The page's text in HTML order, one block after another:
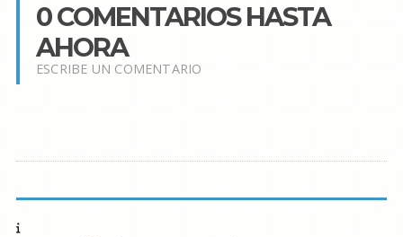
0 COMENTARIOS HASTA
AHORA
ESCRIBE UN COMENTARIO